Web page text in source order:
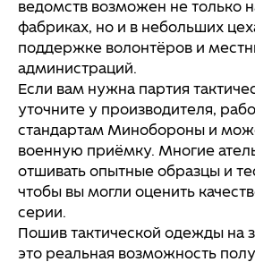
ведомств возможен не только
фабриках, но и в небольших
поддержке волонтёров и
администраций.
Если вам нужна партия
уточните у производителя,
стандартам Минобороны и
военную приёмку. Многие
отшивать опытные образцы и
чтобы вы могли оценить
серии.
Пошив тактической одежды на
это реальная возможность